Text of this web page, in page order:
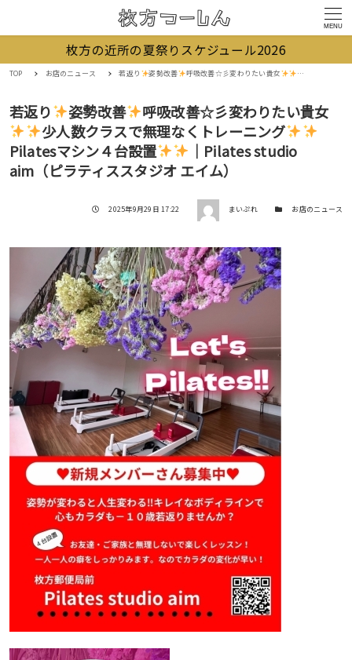
MENU
枚方の近所の夏祭りスケジュール2026
TOP お店のニュース 若返り 姿勢改善 ️呼吸改善☆彡変わりたい貴女 少人数クラスで
若返り 姿勢改善 ️呼吸改善☆彡変わりたい貴女
少人数クラスで無理なくトレーニング
Pilatesマシン４台設置
｜Pilates studio
aim（ピラティススタジオ エイム）
投稿日
2025年9月29日 17:22 著者 まいぷれ カテゴリーお店のニュース